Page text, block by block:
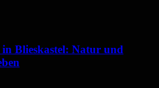
Blieskastel: Natur und